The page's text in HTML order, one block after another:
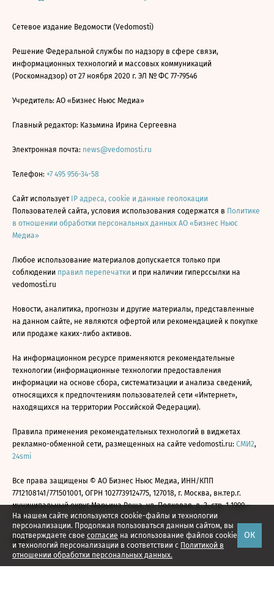
На нашем сайте используются cookie-файлы и технологии
персонализации. Продолжая пользоваться данным сайтом, вы
подтверждаете свое согласие на использование файлов cookie
и технологий персонализации в соответствии с Политикой в
отношении обработки персональных данных.
ОК
Сетевое издание Ведомости (Vedomosti)
Решение Федеральной службы по надзору в сфере связи,
информационных технологий и массовых коммуникаций
(Роскомнадзор) от 27 ноября 2020 г. ЭЛ № ФС 77-79546
Учредитель: АО «Бизнес Ньюс Медиа»
Главный редактор: Казьмина Ирина Сергеевна
Электронная почта: news@vedomosti.ru
Телефон: +7 495 956-34-58
Сайт использует IP адреса, cookie и данные геолокации
Пользователей сайта, условия использования содержатся в Политике
в отношении обработки персональных данных АО «Бизнес Ньюс
Медиа»
Любое использование материалов допускается только при
соблюдении правил перепечатки и при наличии гиперссылки на
vedomosti.ru
Новости, аналитика, прогнозы и другие материалы, представленные
на данном сайте, не являются офертой или рекомендацией к покупке
или продаже каких-либо активов.
На информационном ресурсе применяются рекомендательные
технологии (информационные технологии предоставления
информации на основе сбора, систематизации и анализа сведений,
относящихся к предпочтениям пользователей сети «Интернет»,
находящихся на территории Российской Федерации).
Правила применения рекомендательных технологий в виджетах
рекламно-обменной сети, размещенных на сайте vedomosti.ru: СМИ2,
24smi
Все права защищены © АО Бизнес Ньюс Медиа, ИНН/КПП
7712108141/771501001, ОГРН 1027739124775, 127018, г. Москва, вн.тер.г.
муниципальный округ Марьина Роща, ул. Полковая, д. 3, стр. 1 1999—
2026